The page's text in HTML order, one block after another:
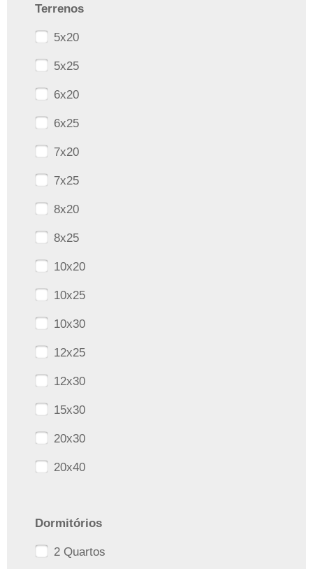
Terrenos
5x20
5x25
6x20
6x25
7x20
7x25
8x20
8x25
10x20
10x25
10x30
12x25
12x30
15x30
20x30
20x40
Dormitórios
2 Quartos